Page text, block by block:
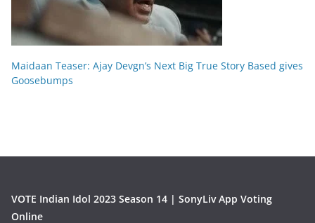
Maidaan Teaser: Ajay Devgn’s Next Big True Story Based gives
Goosebumps
VOTE Indian Idol 2023 Season 14 | SonyLiv App Voting
Online